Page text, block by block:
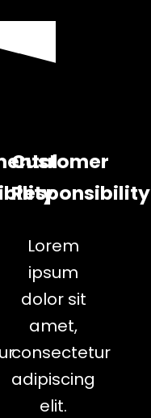
Customer
Responsibility
Lorem
ipsum
dolor sit
amet,
consectetur
adipiscing
elit.